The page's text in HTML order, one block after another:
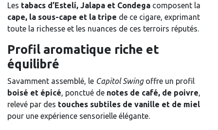
Les tabacs d’Estelí, Jalapa et Condega composent la
cape, la sous-cape et la tripe de ce cigare, exprimant
toute la richesse et les nuances de ces terroirs réputés.
Profil aromatique riche et
équilibré
Savamment assemblé, le Capitol Swingoffre un profil
boisé et épicé, ponctué de notes de café, de poivre,
relevé par des touches subtiles de vanille et de miel
pour une expérience sensorielle élégante.